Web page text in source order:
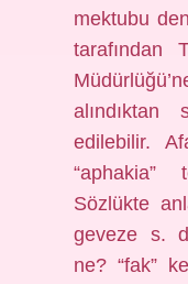
mektubu
tarafından
edilebilir.
“aphakia”
Sözlükte
geveze s.
ne? “fak”